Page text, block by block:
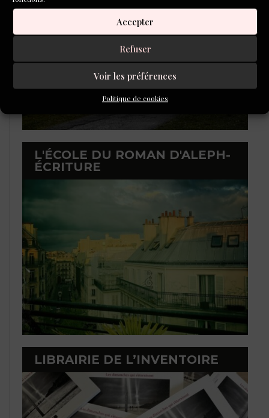
Accepter
Refuser
Voir les préférences
Politique de cookies
L'ÉCOLE DU ROMAN D'ALEPH-
ÉCRITURE
LIBRAIRIE DE L’INVENTOIRE